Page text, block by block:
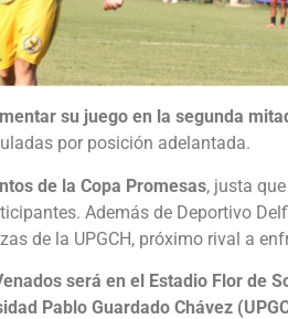
su juego en la segunda
por posición adelantada.
de la Copa Promesas, justa
Además de Deportivo
de la UPGCH, próximo rival a
será en el Estadio Flor de
Pablo Guardado Chávez